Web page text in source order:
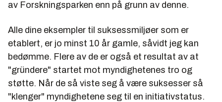
av Forskningsparken enn på grunn av denne.
Alle dine eksempler til suksessmiljøer som er
etablert, er jo minst 10 år gamle, såvidt jeg kan
bedømme. Flere av de er også et resultat av at
"gründere" startet mot myndighetenes tro og
støtte. Når de så viste seg å være suksesser så
"klenger" myndighetene seg til en initiativstatus.